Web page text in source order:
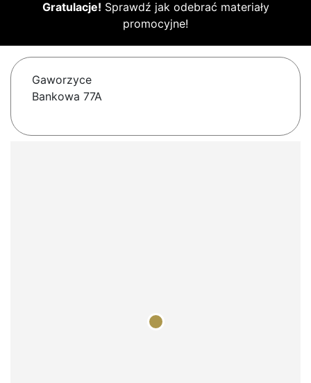
Gratulacje! Sprawdź jak odebrać materiały
promocyjne!
Gaworzyce
Bankowa 77A